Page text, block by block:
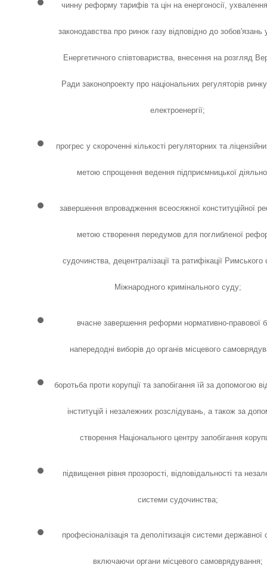
чинну реформу тарифів та цін на енергоносії,
законодавства про ринок газу відповідно до зобов'язань
Енергетичного співтовариства, внесення на розгляд
Ради законопроекту про національних регуляторів
електроенергії;
прогрес у скороченні кількості регуляторних та
метою спрощення ведення підприємницької
завершення впровадження всеосяжної конституційної
метою створення передумов для поглибленої
судочинства, децентралізації та ратифікації Римського
Міжнародного кримінального суду;
вчасне завершення реформи нормативно-правової
напередодні виборів до органів місцевого
боротьба проти корупції та запобігання їй за допомогою
інституцій і незалежних розслідувань, а також за
створення Національного центру запобігання
підвищення рівня прозорості, відповідальності та
системи судочинства;
професіоналізація та деполітизація системи
включаючи органи місцевого самоврядування;